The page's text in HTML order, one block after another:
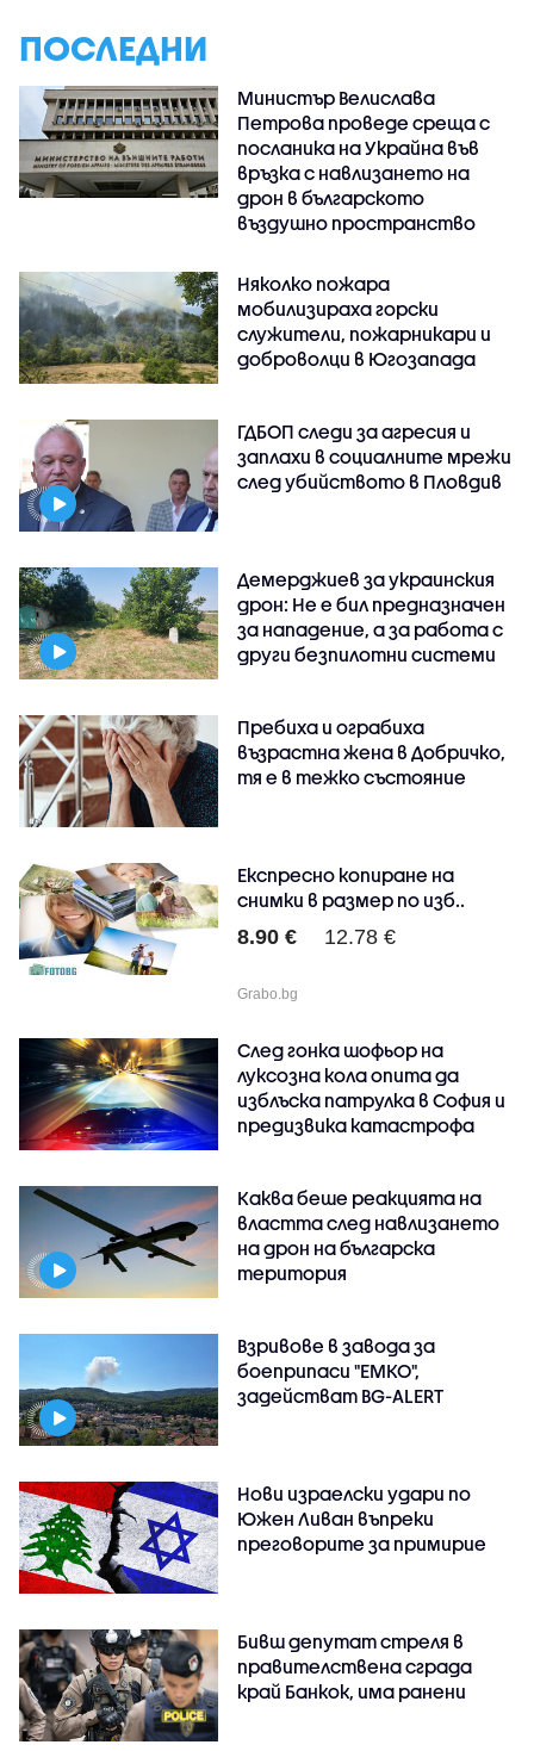
ПОСЛЕДНИ
Министър Велислава
Петрова проведе среща с
посланика на Украйна във
връзка с навлизането на
дрон в българското
въздушно пространство
Няколко пожара
мобилизираха горски
служители, пожарникари и
доброволци в Югозапада
ГДБОП следи за агресия и
заплахи в социалните мрежи
след убийството в Пловдив
Демерджиев за украинския
дрон: Не е бил предназначен
за нападение, а за работа с
други безпилотни системи
Пребиха и ограбиха
възрастна жена в Добричко,
тя е в тежко състояние
Експресно копиране на
снимки в размер по изб..
8.90 € 12.78 €
Grabo.bg
След гонка шофьор на
луксозна кола опита да
изблъска патрулка в София и
предизвика катастрофа
Каква беше реакцията на
властта след навлизането
на дрон на българска
територия
Взривове в завода за
боеприпаси "ЕМКО",
задействат BG-ALERT
Нови израелски удари по
Южен Ливан въпреки
преговорите за примирие
Бивш депутат стреля в
правителствена сграда
край Банкок, има ранени